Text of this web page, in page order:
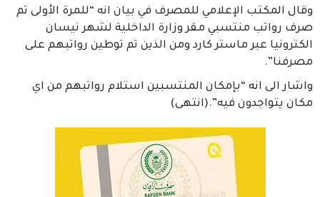
وقال المكتب الإعلامي للمصرف في بيان انه “للمرة الأولى تم
صرف رواتب منتسبي مقر وزارة الداخلية لشهر نيسان
الكترونيا عبر ماستر كارد ومن الذين تم توطين رواتبهم على
مصرفنا”.
واشار الى انه “بإمكان المنتسبين استلام رواتبهم من اي
مكان يتواجدون فيه”.(انتهى)